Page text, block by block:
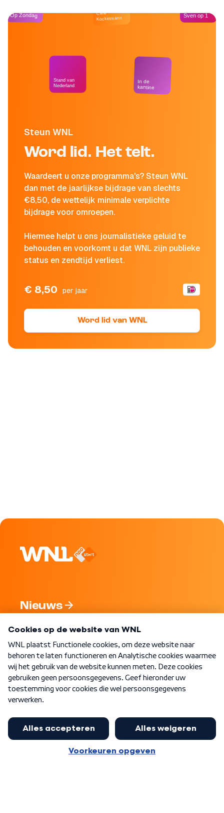
Steun WNL
Word lid. Het telt.
Waardeert u onze programma's? Steun WNL
dan met de jaarlijkse bijdrage van slechts
€8,50, de wettelijk minimale verplichte
bijdrage voor omroepen.
Hiermee helpt u ons journalistieke geluid te
behouden en voorkomt u dat WNL zijn publieke
status en zendtijd verliest.
€ 8,50 per jaar
Word lid van WNL
Op Zondag
Stand van
Nederland
Café
Kockelmann
In de
kantine
Sven op 1
Nieuws
Nieuwsbrief
Word Lid